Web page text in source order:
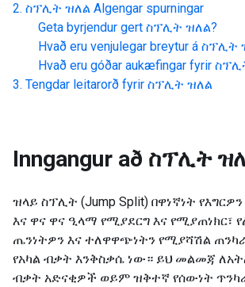
ስፕሊት ዝለል Algengar spurningar
Geta byrjendur gert ስፕሊት ዝለል?
Hvað eru venjulegar breytur á ስፕሊት
Hvað eru góðar aukæfingar fyrir
Tengdar leitarorð fyrir ስፕሊት ዝለል
Inngangur að ስፕሊት
ዝላይ ስፕሊት (Jump Split) በዋነኛነት
እና ዋና ዋና ዒላማ የሚያደርግ እና የሚያጠነክር፣
ጤንነትዎን እና ተለዋዋጭነትን የሚያሻሽል
የአካል ብቃት እንቅስቃሴ ነው። ይህ መልመጃ
ብቃት አድናቂዎች ወይም ዝቅተኛ የሰውነት